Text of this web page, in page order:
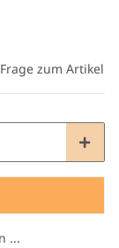
Frage zum Artikel
...